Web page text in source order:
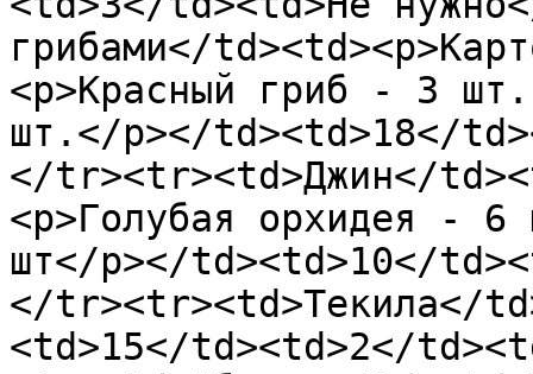
грибами</
<p>Красный гриб - 3
шт.</p></td><td>18</
</tr><tr><td>Джин</
<p>Голубая орхидея -
шт</p></td><td>10</
</tr><tr><td>Текила</
<td>15</td><td>2</